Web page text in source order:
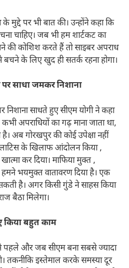
मुद्दे पर भी बात की। उन्होंने कहा कि
चाहिए। जब भी हम शार्टकट का
की कोशिश करते हैं तो साइबर अपराध
बचने के लिए खुद ही सतर्क रहना होगा।
पर साधा जमकर निशाना
निशाना साधते हुए सीएम योगी ने कहा
अपराधियों का गढ़ माना जाता था,
अब गोरखपुर की कोई उपेक्षा नहीं
के खिलाफ आंदोलन किया ,
कर दिया। माफिया मुक्त ,
हमने भयमुक्त वातावरण दिया है। एक
है। अगर किसी गुंडे ने साहस किया
बैठा मिलेगा।
किया बहुत काम
पहले और जब सीएम बना सबसे ज्यादा
तकनीकि इस्तेमाल करके समस्या दूर